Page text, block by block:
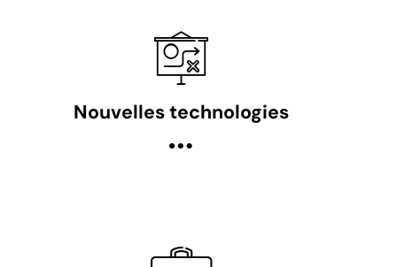
Nouvelles technologies